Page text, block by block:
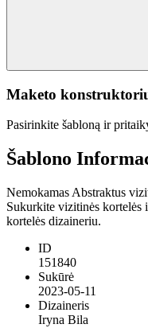
Maketo
Pasirinkite šabloną ir
Šablono
Nemokamas Abstraktus
Sukurkite vizitinės kortelės
kortelės dizaineriu.
ID
151840
Sukūrė
2023-05-11
Dizaineris
Iryna Bila